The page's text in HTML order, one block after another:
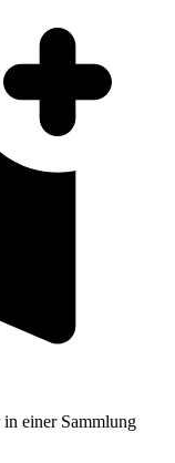
in einer Sammlung